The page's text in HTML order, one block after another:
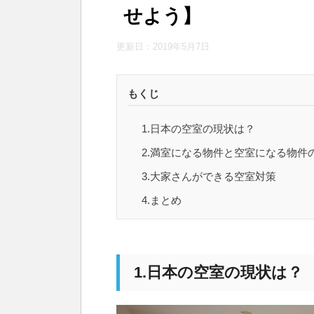
せよう】
更新日： 2019年5月7日
もくじ
1.日本の空室の現状は？
2.満室になる物件と空室になる物件
3.大家さんができる空室対策
4.まとめ
1.日本の空室の現状は？